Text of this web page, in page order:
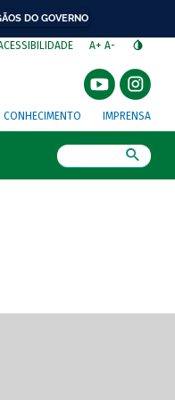
DO GOVERNO
A+ A-
CONHECIMENTO IMPRENSA